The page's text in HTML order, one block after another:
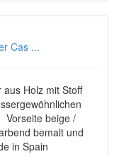
Cas ...
Holz mit Stoff
Vorseite beige /
bemalt und
in Spain